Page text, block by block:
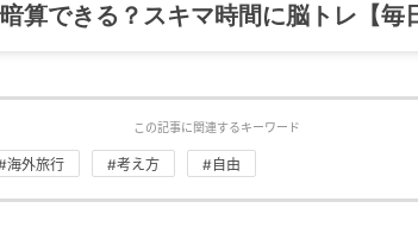
算できる？スキマ時間に脳トレ【毎
この記事に関連するキーワード
海外旅行 #考え方 #自由